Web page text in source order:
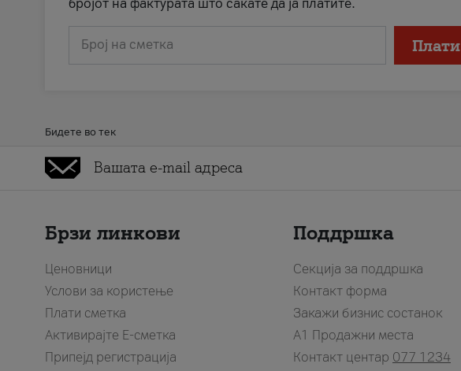
бројот на фактурата што сакате да ја платите.
Број на сметка Плати
Бидете во тек
Брзи линкови
Ценовници
Услови за користење
Плати сметка
Активирајте Е-сметка
Припејд регистрација
Поддршка
Секција за поддршка
Контакт форма
Закажи бизнис состанок
A1 Продажни места
Контакт центар 077 1234